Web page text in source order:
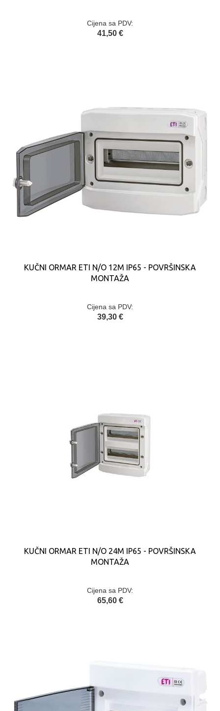
Cijena sa PDV:
41,50 €
KUČNI ORMAR ETI N/O 12M IP65 - POVRŠINSKA
MONTAŽA
Cijena sa PDV:
39,30 €
KUČNI ORMAR ETI N/O 24M IP65 - POVRŠINSKA
MONTAŽA
Cijena sa PDV:
65,60 €